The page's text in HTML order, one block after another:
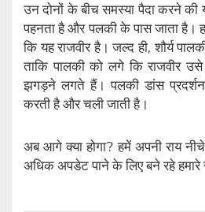
उन दोनों के बीच समस्या पैदा करने की
पहनता है और पलकी के पास जाता है।
कि यह राजवीर है। जल्द ही, शौर्य
ताकि पालकी को लगे कि राजवीर
झगड़ने लगते हैं। पलकी डांस
करती है और चली जाती है।
अब आगे क्या होगा? हमें अपनी राय
अधिक अपडेट पाने के लिए बने रहे हमारे